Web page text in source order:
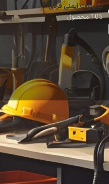
تجهیزات ایمنی فردی
105 محصول
صنعتی لیان کالا صنعت
کالا صنعت عرضه کنندهلوازم ایمنی ،